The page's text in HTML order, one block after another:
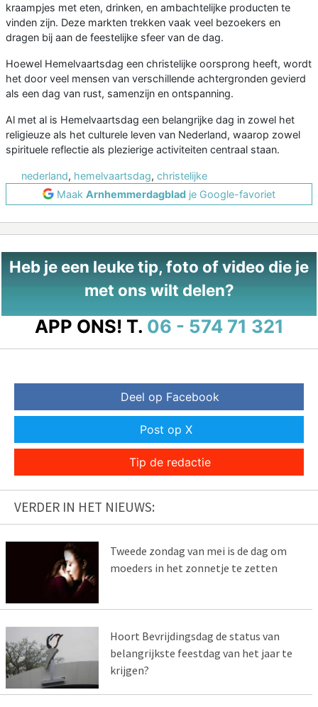
kraampjes met eten, drinken, en ambachtelijke producten te
vinden zijn. Deze markten trekken vaak veel bezoekers en
dragen bij aan de feestelijke sfeer van de dag.
Hoewel Hemelvaartsdag een christelijke oorsprong heeft, wordt
het door veel mensen van verschillende achtergronden gevierd
als een dag van rust, samenzijn en ontspanning.
Al met al is Hemelvaartsdag een belangrijke dag in zowel het
religieuze als het culturele leven van Nederland, waarop zowel
spirituele reflectie als plezierige activiteiten centraal staan.
nederland, hemelvaartsdag, christelijke
Maak Arnhemmerdagblad je Google-favoriet
Heb je een leuke tip, foto of video die je
met ons wilt delen?
APP ONS! T. 06 - 574 71 321
Deel op Facebook
Post op X
Tip de redactie
VERDER IN HET NIEUWS:
Tweede zondag van mei is de dag om
moeders in het zonnetje te zetten
Hoort Bevrijdingsdag de status van
belangrijkste feestdag van het jaar te
krijgen?